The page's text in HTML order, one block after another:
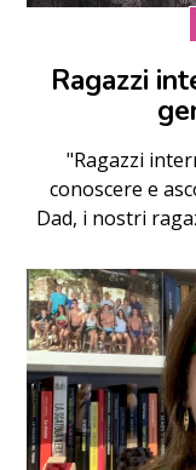
Ragazzi
"Ragazzi
conoscere e
Dad, i nostri